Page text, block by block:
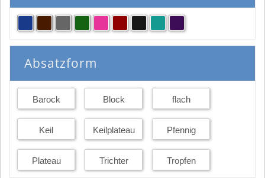
Absatzform
Barock Block flach
Keil Keilplateau Pfennig
Plateau Trichter Tropfen